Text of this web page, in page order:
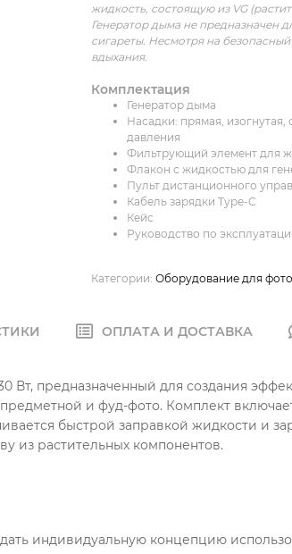
жидкость, состоящую из VG
Генератор дыма не предназначен
сигареты. Несмотря на
вдыхания.
Комплектация
Генератор дыма
Насадки: прямая,
давления
Фильтрующий элемент для
Флакон с жидкостью для
Пульт дистанционного
Кабель зарядки Type-C
Кейс
Руководство по
Категории: Оборудование для
ОПЛАТА И ДОСТАВКА
предназначенный для создания
и фуд-фото. Комплект
быстрой заправкой жидкости и
из растительных компонентов.
индивидуальную концепцию